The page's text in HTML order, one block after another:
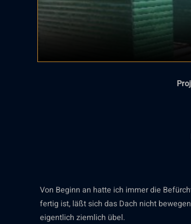
Von Beginn an hatte ich immer die
fertig ist, läßt sich das Dach nicht
eigentlich ziemlich übel.